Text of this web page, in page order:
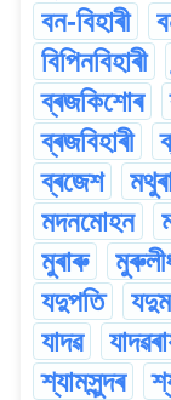
বন-বিহাৰী
বিপিনবিহাৰী
ব্ৰজকিশোৰ
ব্ৰজবিহাৰী
ব্ৰজেশ
মদনমোহন
মুৰাৰু
যদুপতি
যাদৱ
শ্যামসুন্দৰ